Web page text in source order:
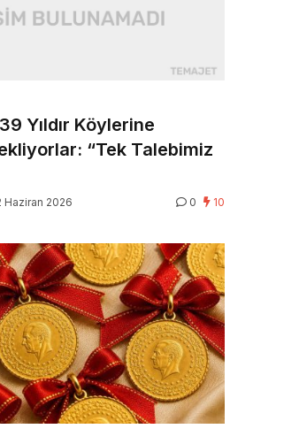
Yıldır Köylerine
“Tek Talebimiz
Haziran 2026 0 10